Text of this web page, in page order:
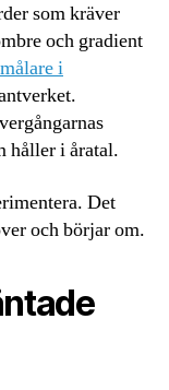
som kräver
och gradient
i
håller i åratal.
Det
och börjar om.